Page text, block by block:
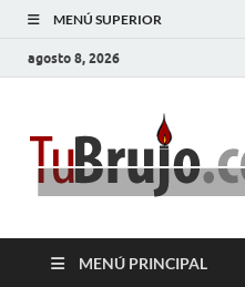
MENÚ SUPERIOR
agosto 8, 2026
MENÚ PRINCIPAL